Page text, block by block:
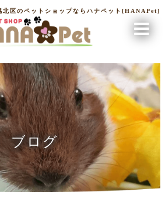
区のペットショップならハナペット[HANAPet]
ブログ